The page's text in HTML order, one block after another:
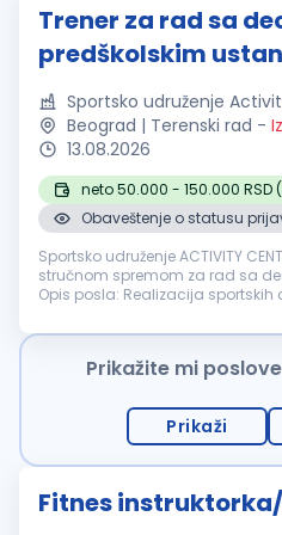
Trener za rad sa
predškolskim
Sportsko udruženje
Beograd | Terenski rad -
13.08.2026
neto 50.000 - 150.000 RSD
Obaveštenje o statusu
Sportsko udruženje ACTIVITY
stručnom spremom za rad sa
Opis posla: Realizacija sportskih aktivnosti sa decom
animaciju i igru u okviru p...
Prikažite mi
Prikaži
Fitnes